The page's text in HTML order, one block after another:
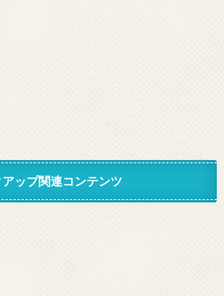
アップ関連コンテンツ